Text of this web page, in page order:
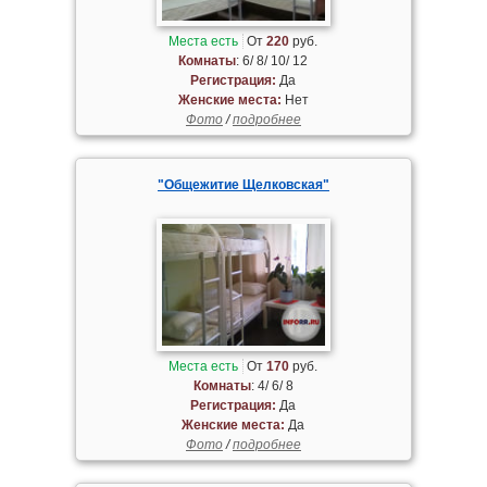
Места есть От220 руб.
Комнаты: 6/ 8/ 10/ 12
Регистрация: Да
Женские места: Нет
Фото/подробнее
"Общежитие Щелковская"
Места есть От170 руб.
Комнаты: 4/ 6/ 8
Регистрация: Да
Женские места: Да
Фото/подробнее